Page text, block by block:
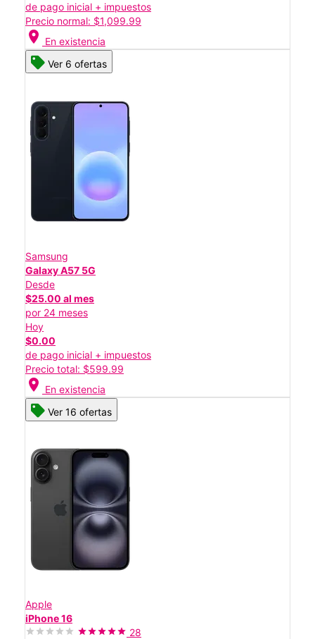
de pago inicial + impuestos
Precio normal: $1,099.99
location_on En existencia
Ver 6 ofertas
Samsung
Galaxy A57 5G
Desde
$25.00 al mes
por 24 meses
Hoy
$0.00
de pago inicial + impuestos
Precio total: $599.99
location_on En existencia
Ver 16 ofertas
Apple
iPhone 16
28